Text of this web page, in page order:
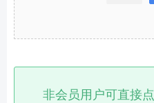
非会员用户可直接